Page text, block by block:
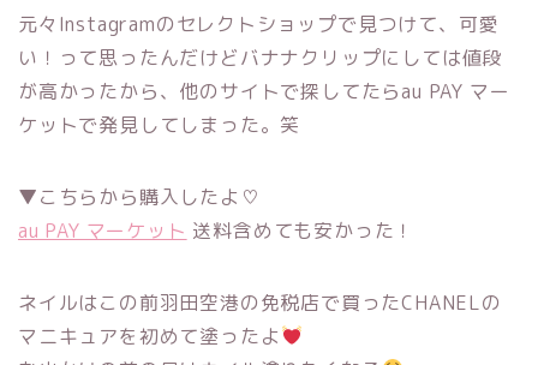
元々Instagramのセレクトショップで見つけて、可愛
い！って思ったんだけどバナナクリップにしては値段
が高かったから、他のサイトで探してたらau PAY マー
ケットで発見してしまった。笑
▼こちらから購入したよ♡
au PAY マーケット 送料含めても安かった！
ネイルはこの前羽田空港の免税店で買ったCHANELの
マニキュアを初めて塗ったよ